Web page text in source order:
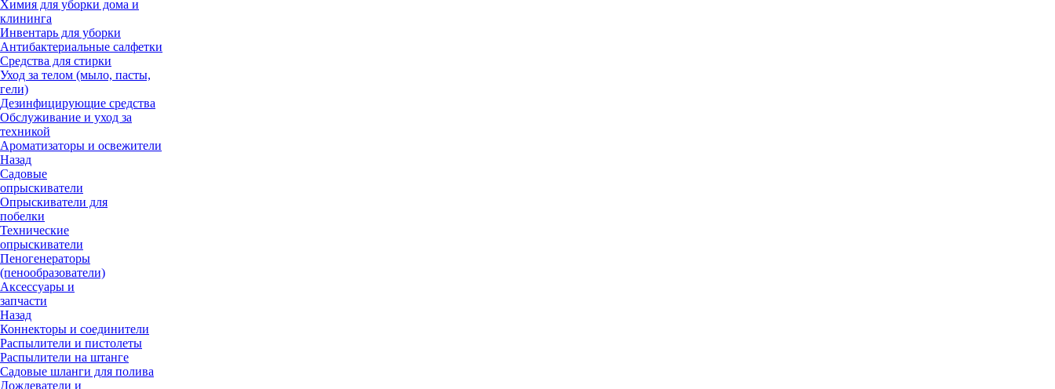
Химия для уборки дома и
клининга
Инвентарь для уборки
Антибактериальные салфетки
Средства для стирки
Уход за телом (мыло, пасты,
гели)
Дезинфицирующие средства
Обслуживание и уход за
техникой
Ароматизаторы и освежители
Назад
Садовые
опрыскиватели
Опрыскиватели для
побелки
Технические
опрыскиватели
Пеногенераторы
(пенообразователи)
Аксессуары и
запчасти
Назад
Коннекторы и соединители
Распылители и пистолеты
Распылители на штанге
Садовые шланги для полива
Дождеватели и